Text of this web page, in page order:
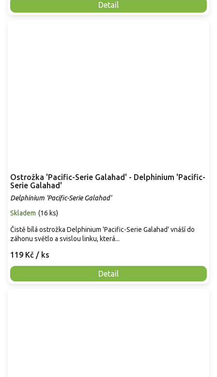
Detail
Ostrožka 'Pacific-Serie Galahad' - Delphinium 'Pacific-
Serie Galahad'
Delphinium 'Pacific-Serie Galahad'
Skladem (16 ks)
119 Kč / ks
Detail
Čistě bílá ostrožka Delphinium 'Pacific-Serie Galahad' vnáší do
záhonu světlo a svislou linku, která...